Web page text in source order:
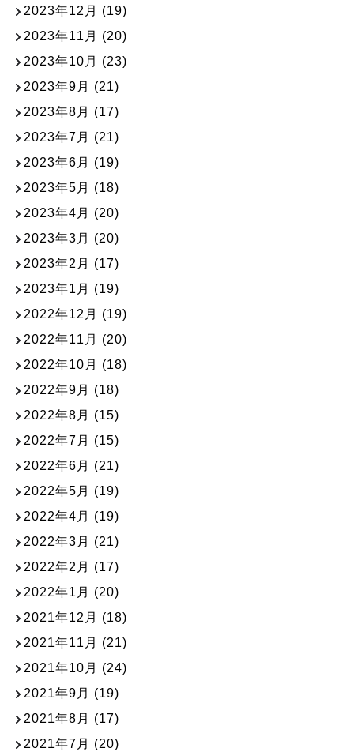
2023年12月 (19)
2023年11月 (20)
2023年10月 (23)
2023年9月 (21)
2023年8月 (17)
2023年7月 (21)
2023年6月 (19)
2023年5月 (18)
2023年4月 (20)
2023年3月 (20)
2023年2月 (17)
2023年1月 (19)
2022年12月 (19)
2022年11月 (20)
2022年10月 (18)
2022年9月 (18)
2022年8月 (15)
2022年7月 (15)
2022年6月 (21)
2022年5月 (19)
2022年4月 (19)
2022年3月 (21)
2022年2月 (17)
2022年1月 (20)
2021年12月 (18)
2021年11月 (21)
2021年10月 (24)
2021年9月 (19)
2021年8月 (17)
2021年7月 (20)